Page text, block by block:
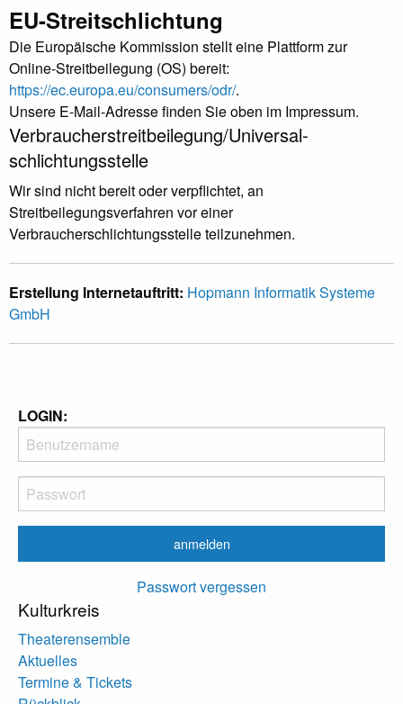
EU-Streitschlichtung
Die Europäische Kommission stellt eine Plattform zur
Online-Streitbeilegung (OS) bereit:
https://ec.europa.eu/consumers/odr/.
Unsere E-Mail-Adresse finden Sie oben im Impressum.
Verbraucher­streit­beilegung/Universal­
schlichtungs­stelle
Wir sind nicht bereit oder verpflichtet, an
Streitbeilegungsverfahren vor einer
Verbraucherschlichtungsstelle teilzunehmen.
Erstellung Internetauftritt: Hopmann Informatik Systeme
GmbH
LOGIN:
Passwort vergessen
Kulturkreis
Theaterensemble
Aktuelles
Termine & Tickets